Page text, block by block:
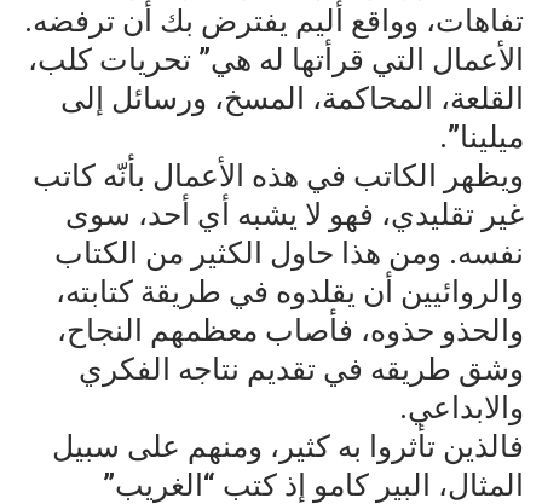
تفاهات، وواقع أليم يفترض بك أن ترفضه.
الأعمال التي قرأتها له هي” تحريات كلب،
القلعة، المحاكمة، المسخ، ورسائل إلى
ميلينا”.
ويظهر الكاتب في هذه الأعمال بأنّه كاتب
غير تقليدي، فهو لا يشبه أي أحد، سوى
نفسه. ومن هذا حاول الكثير من الكتاب
والروائيين أن يقلدوه في طريقة كتابته،
والحذو حذوه، فأصاب معظمهم النجاح،
وشق طريقه في تقديم نتاجه الفكري
والابداعي.
فالذين تأثروا به كثير، ومنهم على سبيل
المثال، البير كامو إذ كتب “الغريب”